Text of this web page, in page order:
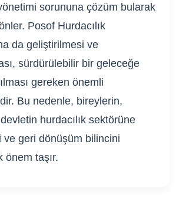
sorununa çözüm bularak
Posof Hurdacılık
da geliştirilmesi ve
sürdürülebilir bir geleceğe
gereken önemli
Bu nedenle, bireylerin,
hurdacılık sektörüne
ve geri dönüşüm bilincini
önem taşır.